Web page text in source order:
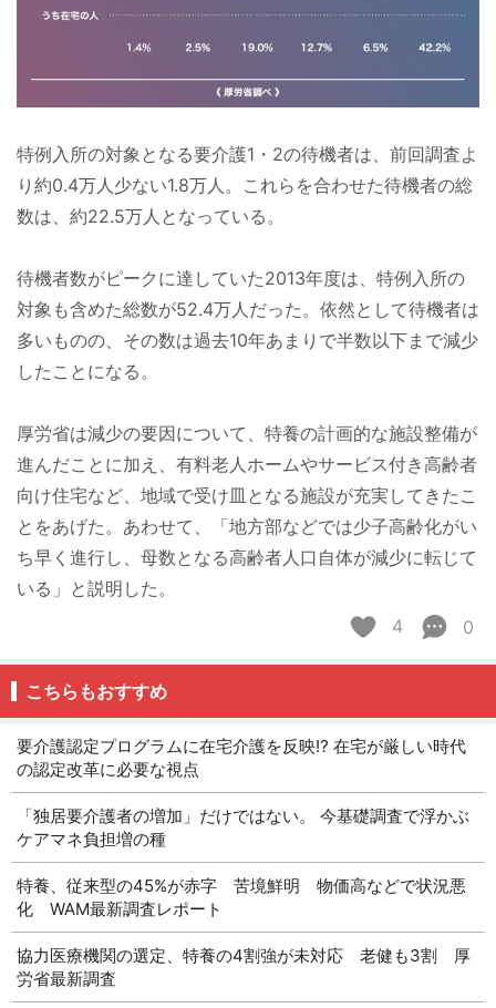
特例入所の対象となる要介護1・2の待機者は、前回調査よ
り約0.4万人少ない1.8万人。これらを合わせた待機者の総
数は、約22.5万人となっている。
待機者数がピークに達していた2013年度は、特例入所の
対象も含めた総数が52.4万人だった。依然として待機者は
多いものの、その数は過去10年あまりで半数以下まで減少
したことになる。
厚労省は減少の要因について、特養の計画的な施設整備が
進んだことに加え、有料老人ホームやサービス付き高齢者
向け住宅など、地域で受け皿となる施設が充実してきたこ
とをあげた。あわせて、「地方部などでは少子高齢化がい
ち早く進行し、母数となる高齢者人口自体が減少に転じて
いる」と説明した。
4
0
こちらもおすすめ
要介護認定プログラムに在宅介護を反映⁉ 在宅が厳しい時代
の認定改革に必要な視点
「独居要介護者の増加」だけではない。 今基礎調査で浮かぶ
ケアマネ負担増の種
特養、従来型の45%が赤字 苦境鮮明 物価高などで状況悪
化 WAM最新調査レポート
協力医療機関の選定、特養の4割強が未対応 老健も3割 厚
労省最新調査